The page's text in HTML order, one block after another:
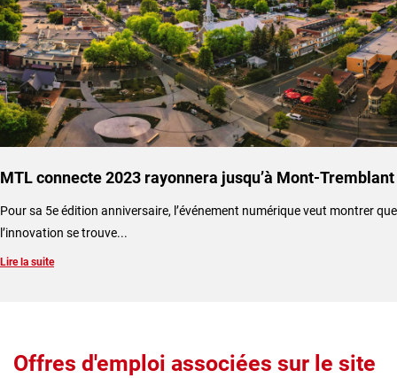
MTL connecte 2023 rayonnera jusqu’à Mont-Tremblant
​Pour sa 5e édition anniversaire, l’événement numérique veut montrer que
l’innovation se trouve...
Lire la suite
Offres d'emploi associées sur le site